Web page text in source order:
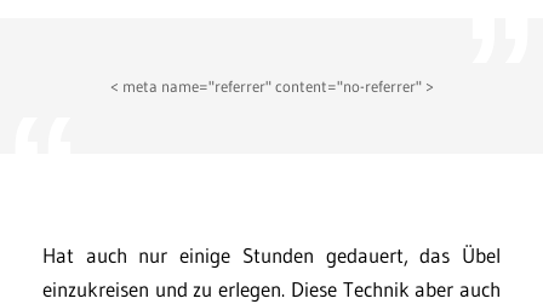
< meta name="referrer" content="no-referrer" >
Hat auch nur einige Stunden gedauert, das Übel
einzukreisen und zu erlegen. Diese Technik aber auch